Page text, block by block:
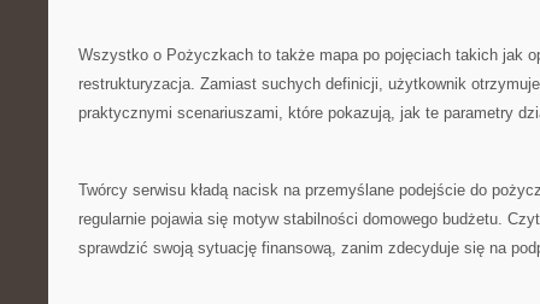
Wszystko o Pożyczkach to także mapa po pojęciach takich jak
restrukturyzacja. Zamiast suchych definicji, użytkownik
praktycznymi scenariuszami, które pokazują, jak te parametry
Twórcy serwisu kładą nacisk na przemyślane podejście do
regularnie pojawia się motyw stabilności domowego budżetu.
sprawdzić swoją sytuację finansową, zanim zdecyduje się na